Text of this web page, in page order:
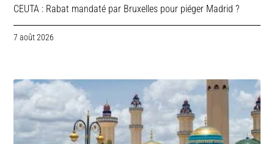
CEUTA : Rabat mandaté par Bruxelles pour piéger Madrid ?
7 août 2026